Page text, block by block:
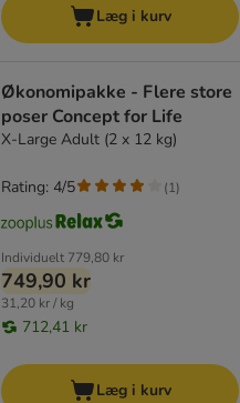
Læg i kurv
Økonomipakke - Flere store
poser Concept for Life
X-Large Adult (2 x 12 kg)
Individuelt 779,80 kr
749,90 kr
31,20 kr / kg
712,41 kr
Rating: 4/5 (1)
Læg i kurv